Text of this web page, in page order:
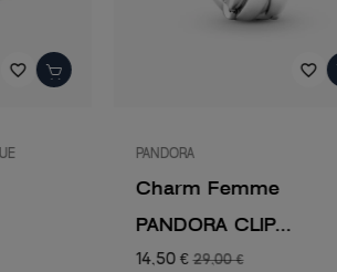
favorite_border favorite_border
PANDORA
Charm Femme
PANDORA CLIP...
14,50 €29,00 €